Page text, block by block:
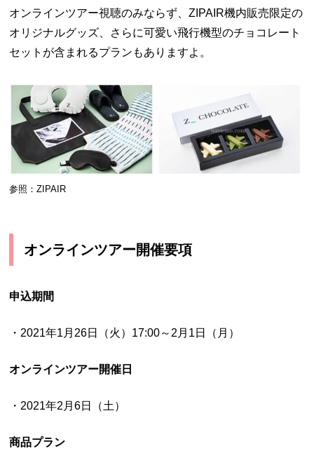
オンラインツアー視聴のみならず、ZIPAIR機内販売限定の
オリジナルグッズ、さらに可愛い飛行機型のチョコレート
セットが含まれるプランもありますよ。
参照：ZIPAIR
オンラインツアー開催要項
申込期間
・2021年1月26日（火）17:00～2月1日（月）
オンラインツアー開催日
・2021年2月6日（土）
商品プラン